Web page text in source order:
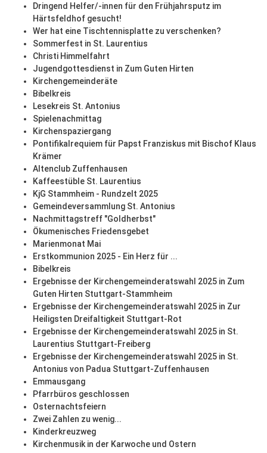
Dringend Helfer/-innen für den Frühjahrsputz im
Härtsfeldhof gesucht!
Wer hat eine Tischtennisplatte zu verschenken?
Sommerfest in St. Laurentius
Christi Himmelfahrt
Jugendgottesdienst in Zum Guten Hirten
Kirchengemeinderäte
Bibelkreis
Lesekreis St. Antonius
Spielenachmittag
Kirchenspaziergang
Pontifikalrequiem für Papst Franziskus mit Bischof Klaus
Krämer
Altenclub Zuffenhausen
Kaffeestüble St. Laurentius
KjG Stammheim - Rundzelt 2025
Gemeindeversammlung St. Antonius
Nachmittagstreff "Goldherbst"
Ökumenisches Friedensgebet
Marienmonat Mai
Erstkommunion 2025 - Ein Herz für ...
Bibelkreis
Ergebnisse der Kirchengemeinderatswahl 2025 in Zum
Guten Hirten Stuttgart-Stammheim
Ergebnisse der Kirchengemeinderatswahl 2025 in Zur
Heiligsten Dreifaltigkeit Stuttgart-Rot
Ergebnisse der Kirchengemeinderatswahl 2025 in St.
Laurentius Stuttgart-Freiberg
Ergebnisse der Kirchengemeinderatswahl 2025 in St.
Antonius von Padua Stuttgart-Zuffenhausen
Emmausgang
Pfarrbüros geschlossen
Osternachtsfeiern
Zwei Zahlen zu wenig...
Kinderkreuzweg
Kirchenmusik in der Karwoche und Ostern